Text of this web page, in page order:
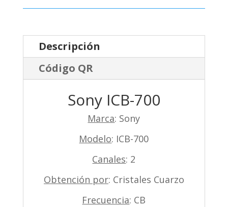
Descripción
Código QR
Sony ICB-700
Marca: Sony
Modelo: ICB-700
Canales: 2
Obtención por: Cristales Cuarzo
Frecuencia: CB